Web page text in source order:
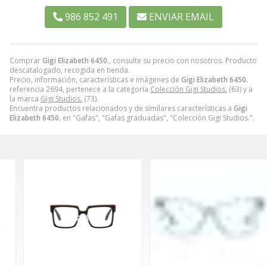
ComprarGigi Elizabeth 6450., consulte su precio con nosotros. Producto
descatalogado, recogida en tienda.
Precio, información, características e imágenes de Gigi Elizabeth 6450.
referencia 2694, pertenece a la categoría Colección Gigi Studios. (63) y a
la marca Gigi Studios. (73).
Encuentra productos relacionados y de similares características a Gigi
Elizabeth 6450. en "Gafas", "Gafas graduadas", "Colección Gigi Studios.".
986 852 491 ENVIAR EMAIL